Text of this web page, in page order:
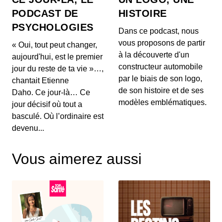
Comment OpenAI devient un assistant
à la recherche en Maths
00:03:04 - IL Y A 1 MOIS
Aujourd'hui, on ne va pas parler de génération de
texte ou de simples résumés de réunions, mais d...
Intelligence artificielle : la presse
française réclame 80 millions d’euros à
Brave
00:03:14 - IL Y A 1 MOIS
Aujourd'hui, nous décortiquons ce qui s'annonce
europ...
trois leçons majeures à retenir de cet
00:03:11 - IL Y A 1 MOIS
Comment l'intelligence artificielle
devient un confident pour les jeunes
00:03:16 - IL Y A 2 MOIS
PODCAST DE
PSYCHOLOGIES
« Oui, tout peut changer,
aujourd'hui, est le premier
jour du reste de ta vie »…,
chantait Etienne
Daho. Ce jour-là… Ce
jour décisif où tout a
basculé. Où l’ordinaire est
devenu...
HISTOIRE
Dans ce podcast, nous
vous proposons de partir
à la découverte d'un
constructeur automobile
par le biais de son logo,
de son histoire et de ses
modèles emblématiques.
Vous aimerez aussi